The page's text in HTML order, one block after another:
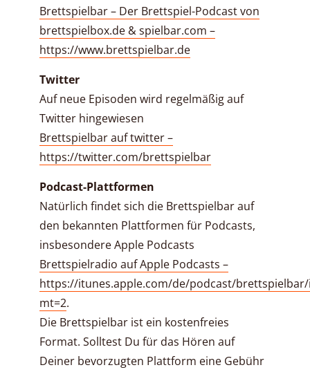
Brettspielbar – Der Brettspiel-Podcast von
brettspielbox.de & spielbar.com –
https://www.brettspielbar.de
Twitter
Auf neue Episoden wird regelmäßig auf
Twitter hingewiesen
Brettspielbar auf twitter –
https://twitter.com/brettspielbar
Podcast-Plattformen
Natürlich findet sich die Brettspielbar auf
den bekannten Plattformen für Podcasts,
insbesondere Apple Podcasts
Brettspielradio auf Apple Podcasts –
https://itunes.apple.com/de/podcast/brettspielbar/
mt=2.
Die Brettspielbar ist ein kostenfreies
Format. Solltest Du für das Hören auf
Deiner bevorzugten Plattform eine Gebühr